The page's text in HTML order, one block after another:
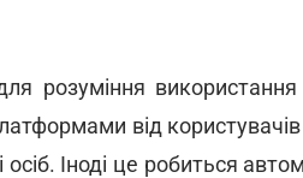
розуміння
від користувачів
Іноді це робиться